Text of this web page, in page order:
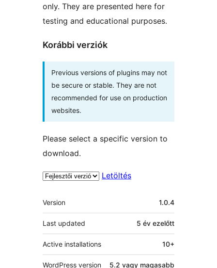
only. They are presented here for
testing and educational purposes.
Korábbi verziók
Previous versions of plugins may not
be secure or stable. They are not
recommended for use on production
websites.
Please select a specific version to
download.
Letöltés
Meta
Version 1.0.4
Last updated 5 év ezelőtt
Active installations 10+
WordPress version 5.2 vagy magasabb